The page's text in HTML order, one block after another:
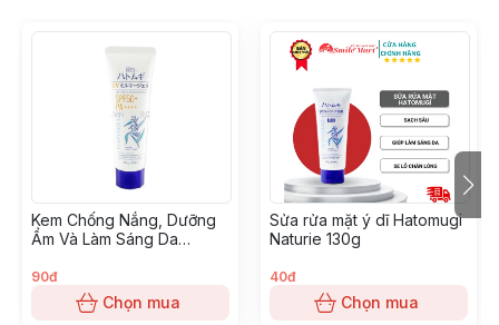
Kem Chống Nắng, Dưỡng
Ẩm Và Làm Sáng Da
PA++++ (màu trắng) 80g
90đ
Chọn mua
Sửa rửa mặt ý dĩ Hatomugi
Naturie 130g
40đ
Chọn mua